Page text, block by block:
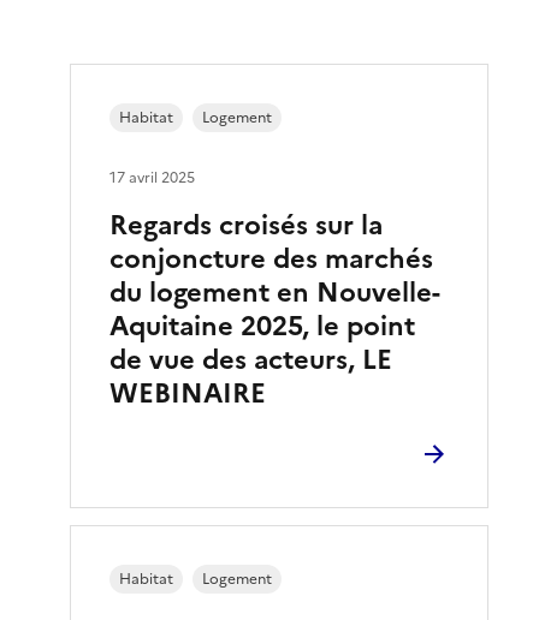
Regards croisés sur la
conjoncture des marchés
du logement en Nouvelle-
Aquitaine 2025, le point
de vue des acteurs, LE
WEBINAIRE
Habitat Logement
17 avril 2025
Habitat Logement